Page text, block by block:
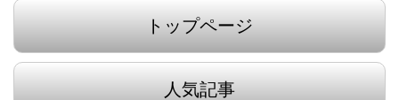
トップページ
人気記事